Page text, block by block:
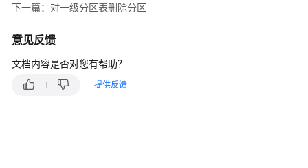
入
用
户
指
下一篇：对一级分区表删除分区
意见反馈
文档内容是否对您有帮助？
提供反馈